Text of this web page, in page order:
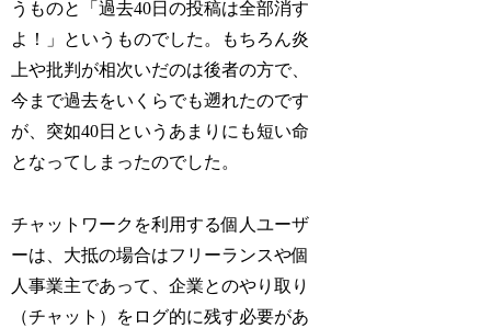
うものと「過去40日の投稿は全部消す
よ！」というものでした。もちろん炎
上や批判が相次いだのは後者の方で、
今まで過去をいくらでも遡れたのです
が、突如40日というあまりにも短い命
となってしまったのでした。
チャットワークを利用する個人ユーザ
ーは、大抵の場合はフリーランスや個
人事業主であって、企業とのやり取り
（チャット）をログ的に残す必要があ